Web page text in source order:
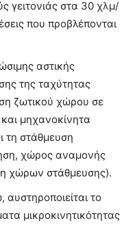
γειτονιάς στα 30 χλμ/
που προβλέπονται
αστικής
της ταχύτητας
ζωτικού χώρου σε
μηχανοκίνητα
τη στάθμευση
χώρος αναμονής
χώρων στάθμευσης).
το
μικροκινητικότητας